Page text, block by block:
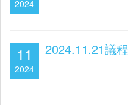
2024
11
2024